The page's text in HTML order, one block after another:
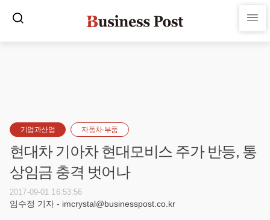
기업과산업 자동차·부품
현대차 기아차 현대모비스 주가 반등, 통
상임금 충격 벗어나
2017-09-01 16:53:56
임수정 기자 - imcrystal@businesspost.co.kr